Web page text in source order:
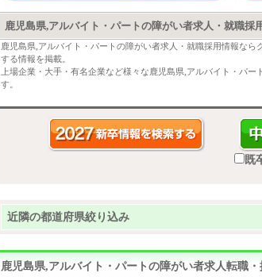
鹿児島県,アルバイト・パートの障がい者求人・就職採
鹿児島県,アルバイト・パートの障がい者求人・就職採用情報な
する情報を掲載。
上場企業・大手・有名企業など様々な鹿児島県,アルバイト・パ
す。
既
近隣の都道府県絞り込み
鹿児島県,アルバイト・パートの障がい者求人転職